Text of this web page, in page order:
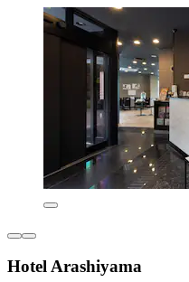
Hotel Arashiyama